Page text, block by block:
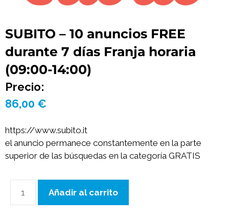
SUBITO – 10 anuncios FREE
durante 7 días Franja horaria
(09:00-14:00)
Precio:
86,00 €
https://www.subito.it
el anuncio permanece constantemente en la parte
superior de las búsquedas en la categoría GRATIS
Añadir al carrito